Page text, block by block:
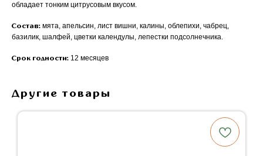
обладает тонким цитрусовым вкусом.
Состав: мята, апельсин, лист вишни, калины, облепихи, чабрец,
базилик, шалфей, цветки календулы, лепестки подсолнечника.
Срок годности: 12 месяцев
Другие товары